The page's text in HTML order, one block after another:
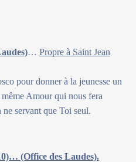
… Propre à Saint Jean
pour donner à la jeunesse un
Amour qui nous fera
servant que Toi seul.
(Office des Laudes).